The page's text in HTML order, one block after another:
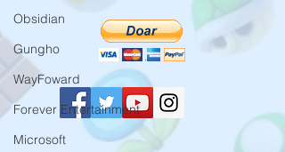
Obsidian
Gungho
WayFoward
Forever Entertainment
Microsoft